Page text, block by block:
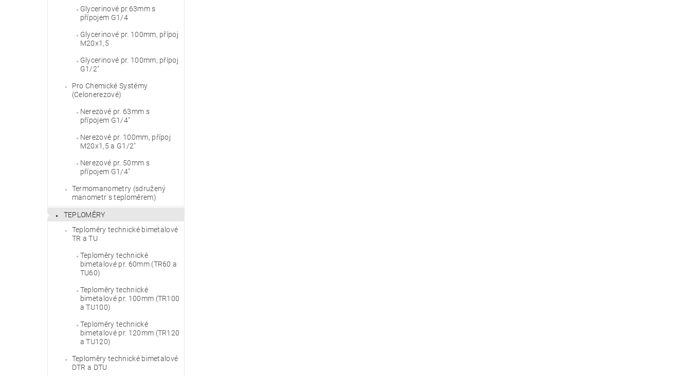
Glycerinové pr.63mm s
přípojem G1/4
Glycerinové pr. 100mm, přípoj
M20x1,5
Glycerinové pr. 100mm, přípoj
G1/2"
Pro Chemické Systémy
(Celonerezové)
Nerezové pr. 63mm s
přípojem G1/4"
Nerezové pr. 100mm, přípoj
M20x1,5 a G1/2"
Nerezové pr. 50mm s
přípojem G1/4"
Termomanometry (sdružený
manometr s teploměrem)
TEPLOMĚRY
Teploměry technické bimetalové
TR a TU
Teploměry technické
bimetalové pr. 60mm (TR60 a
TU60)
Teploměry technické
bimetalové pr. 100mm (TR100
a TU100)
Teploměry technické
bimetalové pr. 120mm (TR120
a TU120)
Teploměry technické bimetalové
DTR a DTU